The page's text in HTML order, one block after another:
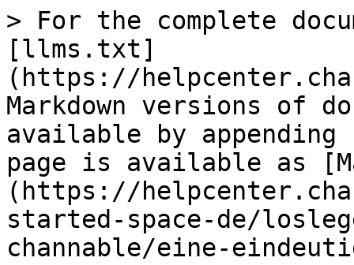
> For the complete
[llms.txt]
(https://
Markdown versions of
available by
page is available as
(https://
started-space-de/
channable/eine-